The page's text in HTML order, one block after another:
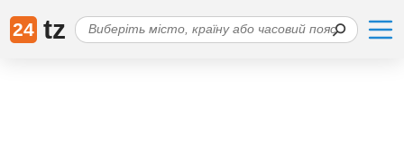
24 tz